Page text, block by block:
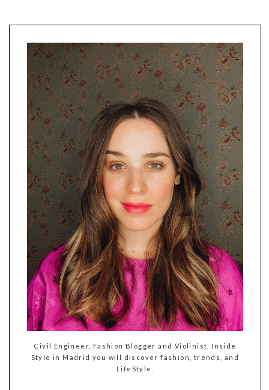
Civil Engineer, Fashion Blogger and Violinist. Inside
Style in Madrid you will discover fashion, trends, and
LifeStyle.